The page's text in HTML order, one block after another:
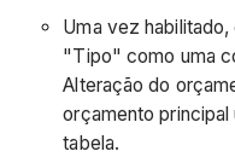
Uma vez
"Tipo" como uma
Alteração do
orçamento
tabela.